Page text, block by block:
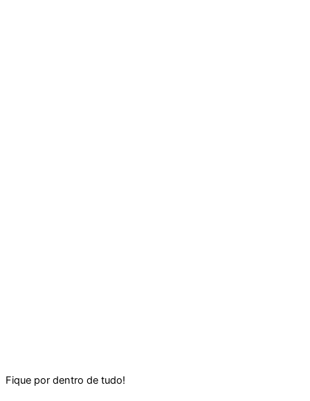
Fique por dentro de tudo!